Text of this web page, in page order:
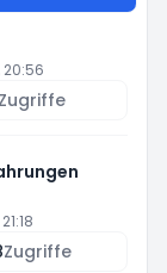
20:56
Zugriffe
Zugriffe